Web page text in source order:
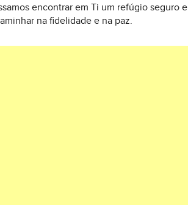
encontrar em Ti um refúgio seguro
na fidelidade e na paz.